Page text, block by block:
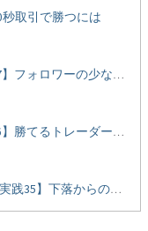
秒取引で勝つには
勝てるBO攻略【iフォロー実践17】フォロワーの少ない人をフォローする
勝てるBO攻略【iフォロー実践16】勝てるトレーダーを見抜く
勝てるBO攻略【トレンド順張り実践35】下落からの反発を見極める